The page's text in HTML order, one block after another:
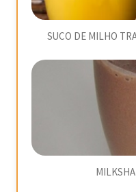
SUCO DE MILHO